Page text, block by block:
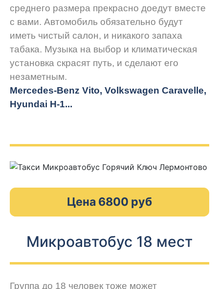
среднего размера прекрасно доедут вместе
с вами. Автомобиль обязательно будут
иметь чистый салон, и никакого запаха
табака. Музыка на выбор и климатическая
установка скрасят путь, и сделают его
незаметным.
Mercedes-Benz Vito, Volkswagen Caravelle,
Hyundai H-1...
Цена 6800 руб
Микроавтобус 18 мест
Группа до 18 человек тоже может